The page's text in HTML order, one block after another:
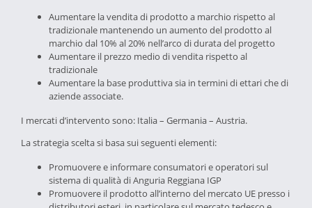
Aumentare la vendita di prodotto a marchio rispetto al
tradizionale mantenendo un aumento del prodotto al
marchio dal 10% al 20% nell’arco di durata del progetto
Aumentare il prezzo medio di vendita rispetto al
tradizionale
Aumentare la base produttiva sia in termini di ettari che di
aziende associate.
I mercati d’intervento sono: Italia – Germania – Austria.
La strategia scelta si basa sui seguenti elementi:
Promuovere e informare consumatori e operatori sul
sistema di qualità di Anguria Reggiana IGP
Promuovere il prodotto all’interno del mercato UE presso i